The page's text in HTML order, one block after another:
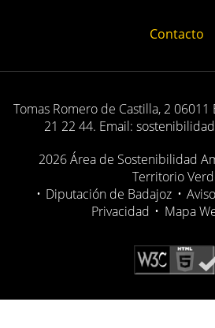
Contacto
Tomas Romero de Castilla, 2
21 22 44. Email:
2026 Área de Sostenibilidad
Territorio
• Diputación de Badajoz •
Privacidad • Mapa